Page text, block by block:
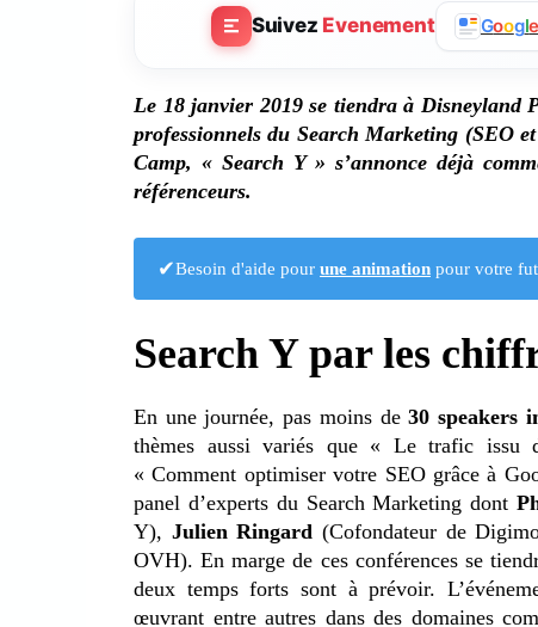
Suivez Evenement Google
Le 18 janvier 2019 se tiendra à Disneyland
professionnels du Search Marketing (SEO
Camp, « Search Y » s’annonce déjà
référenceurs.
✔Besoin d'aide pour une animation pour votre
Search Y par les
En une journée, pas moins de30 speakers
thèmes aussi variés que « Le trafic issu
« Comment optimiser votre SEO grâce à
panel d’experts du Search Marketing dont
Y), Julien Ringard (Cofondateur de
OVH). En marge de ces conférences se
deux temps forts sont à prévoir.
œuvrant entre autres dans des domaines